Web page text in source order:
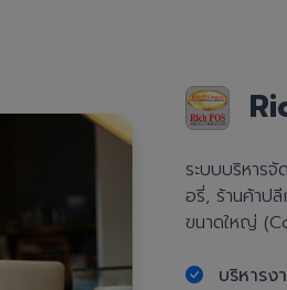
ระบบบริหารจั
อรี่, ร้านค้าป
ขนาดใหญ่
บริหารง